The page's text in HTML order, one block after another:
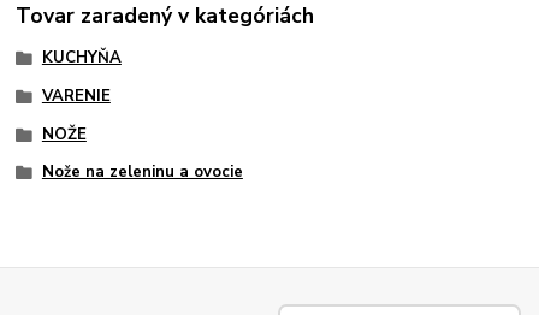
Tovar zaradený v kategóriách
KUCHYŇA
VARENIE
NOŽE
Nože na zeleninu a ovocie